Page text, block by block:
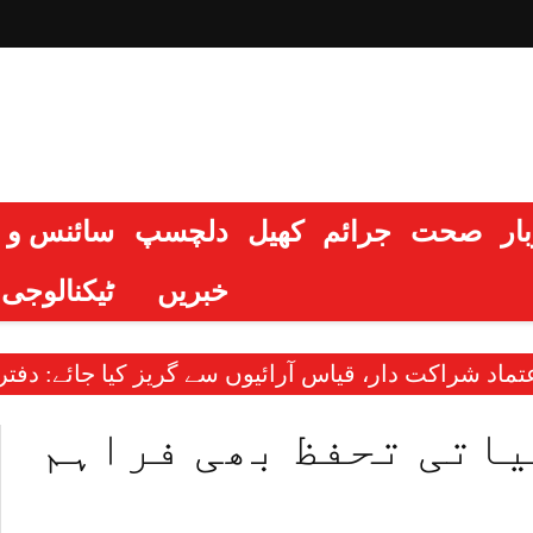
صحت جرائم کھیل
دلچسپ
خبریں
سائنس و
ٹیکنالوجی
آرائیوں سے گریز کیا جائے: دفترخارجہ اہم
تحفظ بھی فراہم